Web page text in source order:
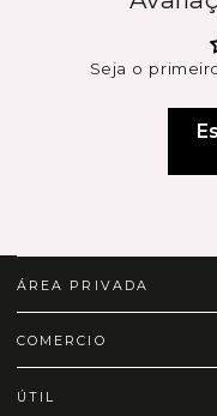
Seja o
ÁREA PRIVADA
COMERCIO
ÚTIL